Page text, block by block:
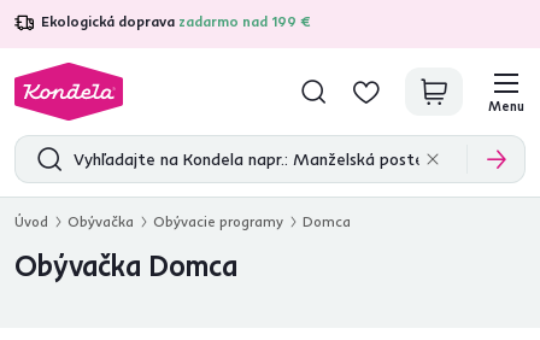
Ekologická doprava zadarmo nad 199 €
4,7 31 285overených produktových recenzií
Menu
Úvod Obývačka Obývacie programy Domca
Obývačka Domca